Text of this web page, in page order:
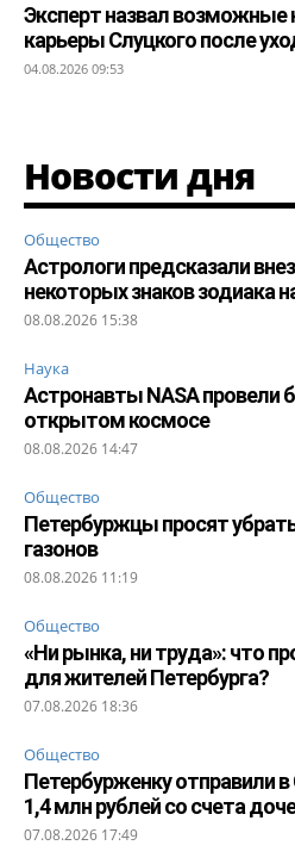
Эксперт назвал возможные
карьеры Слуцкого после
04.08.2026 09:53
Новости дня
Общество
Астрологи предсказали
некоторых знаков зодиака
08.08.2026 15:38
Наука
Астронавты NASA провели
открытом космосе
08.08.2026 14:47
Общество
Петербуржцы просят
газонов
08.08.2026 11:19
Общество
«Ни рынка, ни труда»: что
для жителей Петербурга?
07.08.2026 18:36
Общество
Петербурженку отправили
1,4 млн рублей со счета
07.08.2026 17:49